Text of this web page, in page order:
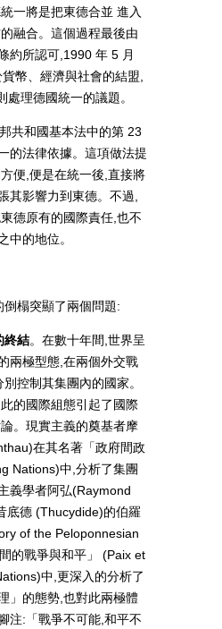
一將是把東德合並 進入
融合。這個過程最後由
約所認可,1990 年 5 月
幣、經濟與社會的結盟,
處理德國統一的議題。
共和國基本法中的第 23
的法律依據。這項做法提
便,便是在統一後,直接將
其影響力到東德。不過,
德原有的國際責任,也不
中的地位。
倒榻突顯了兩個問題:
終結。在數十年間,世界呈
兩極型態,在兩個外交戰
控制其集團內的國家。
的國際組態引起了國際
。現實主義的奠基者摩
在其名著「政府間政
Nations)中,分析了集團
義學者阿弘(Raymond
底德 (Thucydide)的伯羅
of the Peloponnesian
的戰爭與和平」 (Paix et
中,更深入的分析了
」的態勢,也對此兩極體
注:「戰爭不可能,和平不